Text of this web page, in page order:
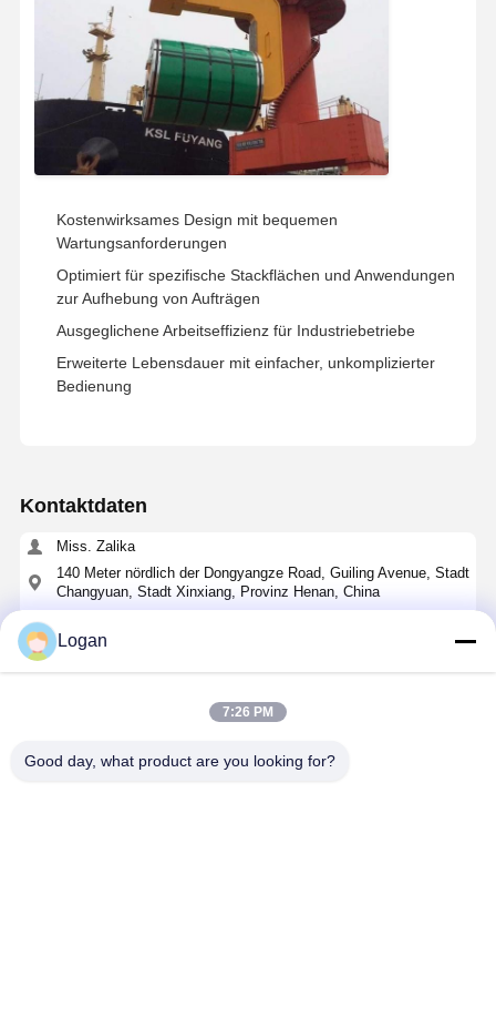
Kostenwirksames Design mit bequemen
Wartungsanforderungen
Optimiert für spezifische Stackflächen und Anwendungen
zur Aufhebung von Aufträgen
Ausgeglichene Arbeitseffizienz für Industriebetriebe
Erweiterte Lebensdauer mit einfacher, unkomplizierter
Bedienung
Kontaktdaten
Miss. Zalika
140 Meter nördlich der Dongyangze Road, Guiling Avenue, Stadt
Changyuan, Stadt Xinxiang, Provinz Henan, China
Plaudern Sie Jetzt
Erhalten Sie Den Besten Preis Für
Logan
7:26 PM
Good day, what product are you looking for?